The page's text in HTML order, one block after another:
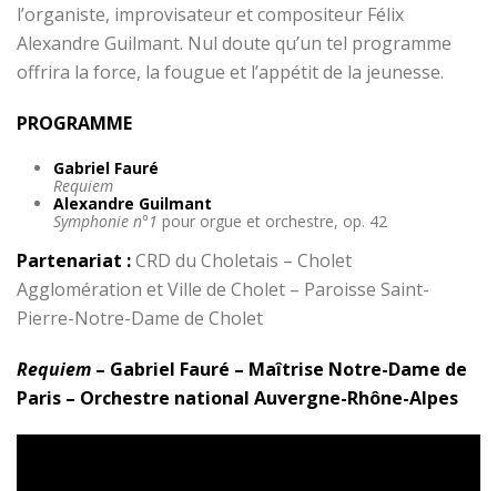
l’organiste, improvisateur et compositeur Félix
Alexandre Guilmant. Nul doute qu’un tel programme
offrira la force, la fougue et l’appétit de la jeunesse.
PROGRAMME
Gabriel Fauré
Requiem
Alexandre Guilmant
Symphonie n°1 pour orgue et orchestre, op. 42
Partenariat :CRD du Choletais – Cholet
Agglomération et Ville de Cholet – Paroisse Saint-
Pierre-Notre-Dame de Cholet
Requiem – Gabriel Fauré – Maîtrise Notre-Dame de
Paris – Orchestre national Auvergne-Rhône-Alpes